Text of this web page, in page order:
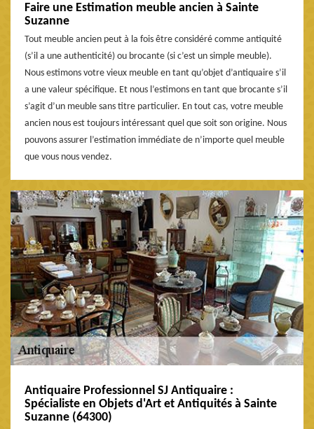
Faire une Estimation meuble ancien à Sainte
Suzanne
Tout meuble ancien peut à la fois être considéré comme antiquité
(s’il a une authenticité) ou brocante (si c’est un simple meuble).
Nous estimons votre vieux meuble en tant qu’objet d’antiquaire s’il
a une valeur spécifique. Et nous l’estimons en tant que brocante s’il
s’agit d’un meuble sans titre particulier. En tout cas, votre meuble
ancien nous est toujours intéressant quel que soit son origine. Nous
pouvons assurer l’estimation immédiate de n’importe quel meuble
que vous nous vendez.
Antiquaire Professionnel SJ Antiquaire :
Spécialiste en Objets d'Art et Antiquités à Sainte
Suzanne (64300)